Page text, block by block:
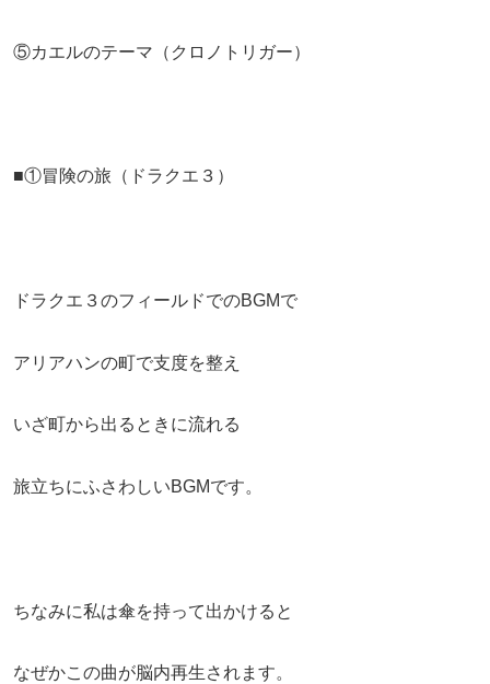
⑤カエルのテーマ（クロノトリガー）
■①冒険の旅（ドラクエ３）
ドラクエ３のフィールドでのBGMで
アリアハンの町で支度を整え
いざ町から出るときに流れる
旅立ちにふさわしいBGMです。
ちなみに私は傘を持って出かけると
なぜかこの曲が脳内再生されます。